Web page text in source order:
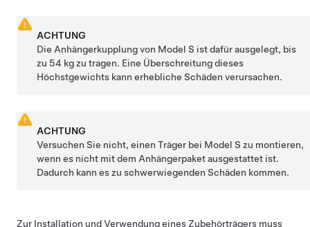
ACHTUNG
Die Anhängerkupplung von Model S ist dafür ausgelegt, bis
zu 54 kg zu tragen. Eine Überschreitung dieses
Höchstgewichts kann erhebliche Schäden verursachen.
ACHTUNG
Versuchen Sie nicht, einen Träger bei Model S zu montieren,
wenn es nicht mit dem Anhängerpaket ausgestattet ist.
Dadurch kann es zu schwerwiegenden Schäden kommen.
Zur Installation und Verwendung eines Zubehörträgers muss